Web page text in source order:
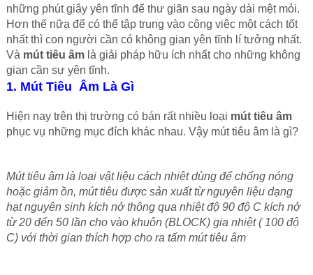
những phút giây yên tĩnh để thư giãn sau ngày dài mệt mỏi.
Hơn thế nữa để có thể tập trung vào công việc một cách tốt
nhất thì con người cần có không gian yên tĩnh lí tưởng nhất.
Và mút tiêu âmlà giải pháp hữu ích nhất cho những không
gian cần sự yên tĩnh.
1. Mút Tiêu Âm Là Gì
Hiện nay trên thị trường có bán rất nhiều loại mút tiêu âm
phục vụ những mục đích khác nhau. Vậy mút tiêu âm là gì?
Mút tiêu âm là loại vật liệu cách nhiệt dùng để chống nóng
hoặc giảm ồn, mút tiêu được sản xuất từ nguyên liệu dạng
hạt nguyên sinh kích nở thông qua nhiệt độ 90 độ C kích nở
từ 20 đến 50 lần cho vào khuôn (BLOCK) gia nhiệt ( 100 độ
C) với thời gian thích hợp cho ra tấm mút tiêu âm